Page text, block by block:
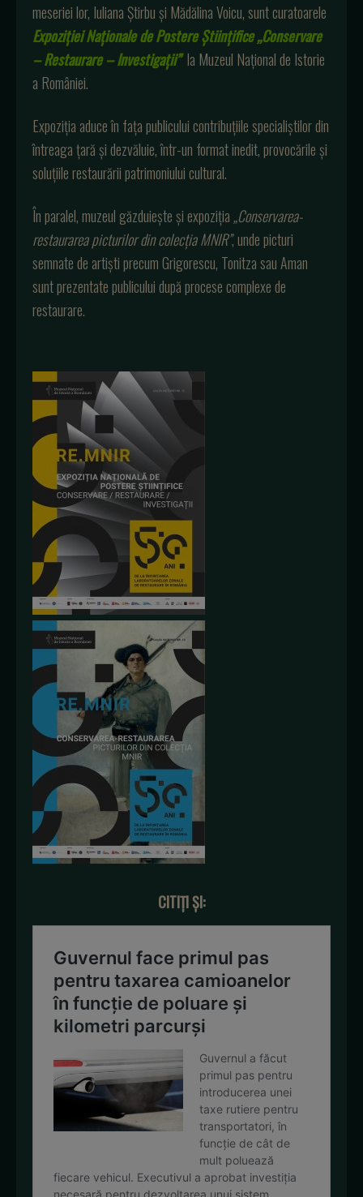
meseriei lor, Iuliana Știrbu și Mădălina Voicu, sunt curatoarele
Expoziției Naționale de Postere Științifice „Conservare
– Restaurare – Investigații”la Muzeul Național de Istorie
a României.
Expoziția aduce în fața publicului contribuțiile specialiștilor din
întreaga țară și dezvăluie, într-un format inedit, provocările și
soluțiile restaurării patrimoniului cultural.
În paralel, muzeul găzduiește și expoziția „Conservarea-
restaurarea picturilor din colecția MNIR”, unde picturi
semnate de artiști precum Grigorescu, Tonitza sau Aman
sunt prezentate publicului după procese complexe de
restaurare.
CITIȚI ȘI: